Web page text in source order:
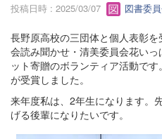
投稿日時 : 2025/03/07 図書委
長野原高校の三団体と個人表彰
会読み聞かせ・清美委員会花い
ット寄贈のボランティア活動で
が受賞しました。
来年度私は、2年生になります。
げる後輩になりたいです。